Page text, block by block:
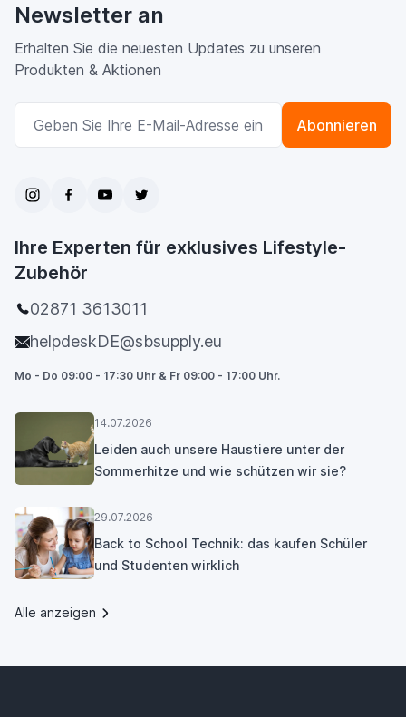
Newsletter an
Erhalten Sie die neuesten Updates zu unseren
Produkten & Aktionen
E-Mailadresse
Abonnieren
Ihre Experten für exklusives Lifestyle-
Zubehör
02871 3613011
helpdeskDE@sbsupply.eu
Mo - Do 09:00 - 17:30 Uhr & Fr 09:00 - 17:00 Uhr.
14.07.2026
Leiden auch unsere Haustiere unter der
Sommerhitze und wie schützen wir sie?
29.07.2026
Back to School Technik: das kaufen Schüler
und Studenten wirklich
Alle anzeigen